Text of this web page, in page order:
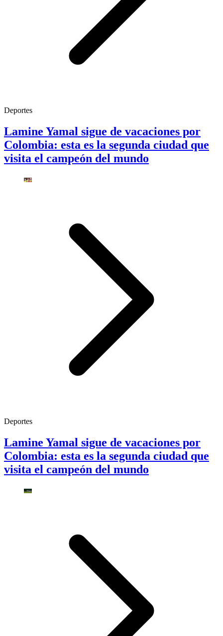
Deportes
Lamine Yamal sigue de vacaciones por
Colombia: esta es la segunda ciudad que
visita el campeón del mundo
Deportes
Lamine Yamal sigue de vacaciones por
Colombia: esta es la segunda ciudad que
visita el campeón del mundo